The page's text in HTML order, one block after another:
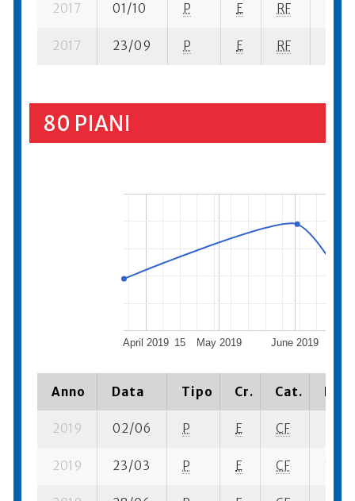
2017 01/10 P E RF
2017 23/09 P E RF
80 PIANI
April 2019 May 2019 June 2019
15
Anno Data Tipo Cr. Cat.
2019 02/06 P E CF
2019 23/03 P E CF 1 se-